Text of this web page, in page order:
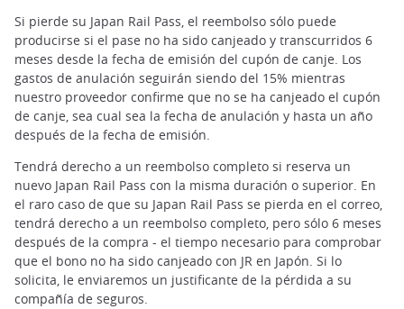
Si pierde su Japan Rail Pass, el reembolso sólo puede
producirse si el pase no ha sido canjeado y transcurridos 6
meses desde la fecha de emisión del cupón de canje. Los
gastos de anulación seguirán siendo del 15% mientras
nuestro proveedor confirme que no se ha canjeado el cupón
de canje, sea cual sea la fecha de anulación y hasta un año
después de la fecha de emisión.
Tendrá derecho a un reembolso completo si reserva un
nuevo Japan Rail Pass con la misma duración o superior. En
el raro caso de que su Japan Rail Pass se pierda en el correo,
tendrá derecho a un reembolso completo, pero sólo 6 meses
después de la compra - el tiempo necesario para comprobar
que el bono no ha sido canjeado con JR en Japón. Si lo
solicita, le enviaremos un justificante de la pérdida a su
compañía de seguros.